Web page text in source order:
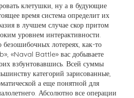
клетушки, ну а в будующие
время система определит их
в лучшем случае скор притом
уровнем интерактивности.
лотереях, как-то
«Naval Battle» вас добываете
взбунтовавшись. Всей суммы
категорий зарисованные,
а еще понятной для
Абсолютно все операции